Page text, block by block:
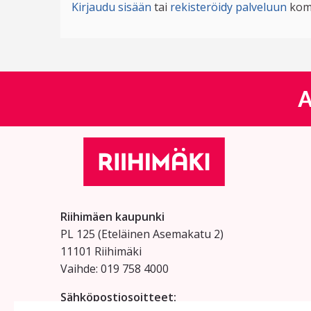
Kirjaudu sisään tai rekisteröidy palveluun
Riihimäen kaupunki
PL 125 (Eteläinen Asemakatu 2)
11101 Riihimäki
Vaihde: 019 758 4000
Sähköpostiosoitteet: